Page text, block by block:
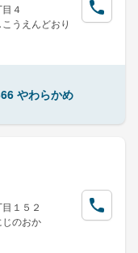
４
うえんどおり
やわらかめ
１５２
のおか